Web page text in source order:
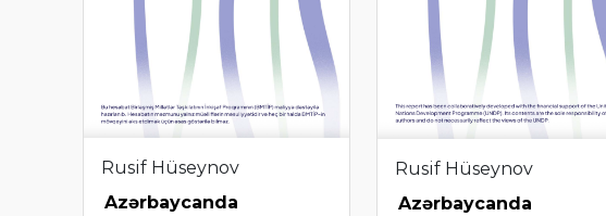
Rusif Hüseynov
Azərbaycanda
Rusif Hüseynov
Azərbaycanda